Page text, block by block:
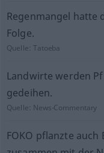
Regenmangel hatte
Folge.
Quelle:Tatoeba
Landwirte werden
gedeihen.
Quelle: News-Commentary
FOKO pflanzte